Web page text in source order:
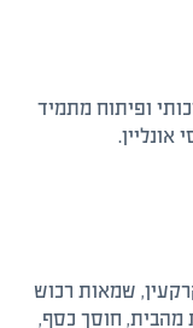
ופיתוח מתמיד
אונליין.
שמאות רכוש
מהבית, חוסך כסף,